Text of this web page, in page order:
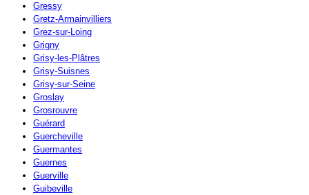
Gressy
Gretz-Armainvilliers
Grez-sur-Loing
Grigny
Grisy-les-Plâtres
Grisy-Suisnes
Grisy-sur-Seine
Groslay
Grosrouvre
Guérard
Guercheville
Guermantes
Guernes
Guerville
Guibeville